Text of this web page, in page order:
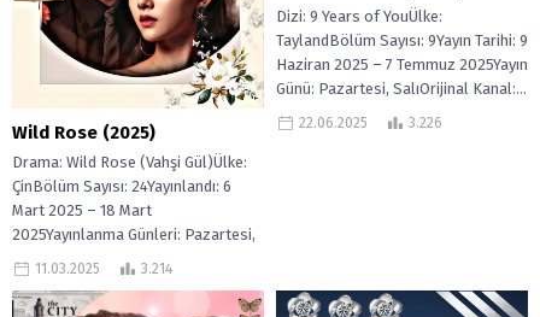
Wild Rose (2025)
Drama: Wild Rose (Vahşi Gül)Ülke:
ÇinBölüm Sayısı: 24Yayınlandı: 6
Mart 2025 – 18 Mart
2025Yayınlanma Günleri: Pazartesi,
Salı, Çarşamba, Perşembe,...
11.03.2025 3.214
Dizi: 9 Years of YouÜlke:
TaylandBölüm Sayısı: 9Yayın Tarihi: 9
Haziran 2025 – 7 Temmuz 2025Yayın
Günü: Pazartesi, SalıOrijinal Kanal:...
22.06.2025 3.226